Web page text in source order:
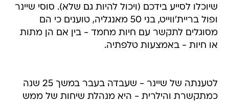
שיוכלו לסייע בידכם (ויכול להיות גם שלא). סוסי שיינר
ופול בריית'ווייט, בני 50 מאנגליה, טוענים כי הם
מסוגלים לתקשר עם חיות מחמד - בין אם הן מתות
או חיות - באמצעות טלפתיה.
לטענתה של שיינר - שעבדה בעבר במשך 25 שנה
כמתקשרת והילרית - היא מנהלת שיחות של ממש